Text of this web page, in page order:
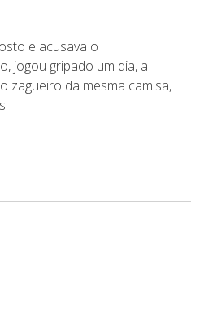
e acusava o
jogou gripado um dia, a
zagueiro da mesma camisa,